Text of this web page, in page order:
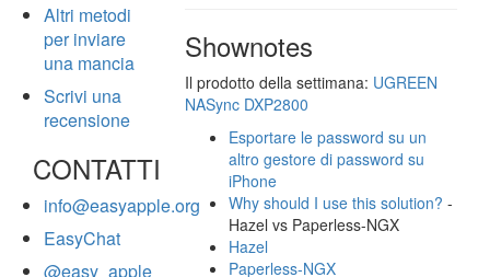
Altri metodi
per inviare
una mancia
Scrivi una
recensione
CONTATTI
info@easyapple.org
EasyChat
@easy_apple
Shownotes
Il prodotto della settimana: UGREEN
NASync DXP2800
Esportare le password su un
altro gestore di password su
iPhone
Why should I use this solution? -
Hazel vs Paperless-NGX
Hazel
Paperless-NGX